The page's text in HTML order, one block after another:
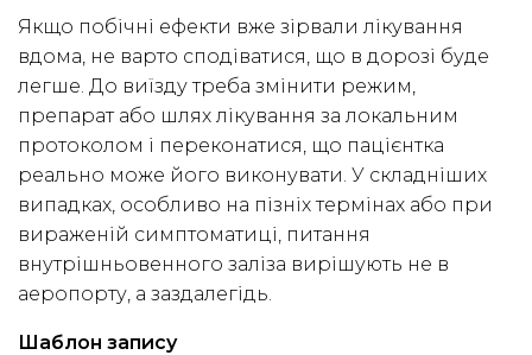
Якщо побічні ефекти вже зірвали лікування
вдома, не варто сподіватися, що в дорозі буде
легше. До виїзду треба змінити режим,
препарат або шлях лікування за локальним
протоколом і переконатися, що пацієнтка
реально може його виконувати. У складніших
випадках, особливо на пізніх термінах або при
вираженій симптоматиці, питання
внутрішньовенного заліза вирішують не в
аеропорту, а заздалегідь.
Шаблон запису